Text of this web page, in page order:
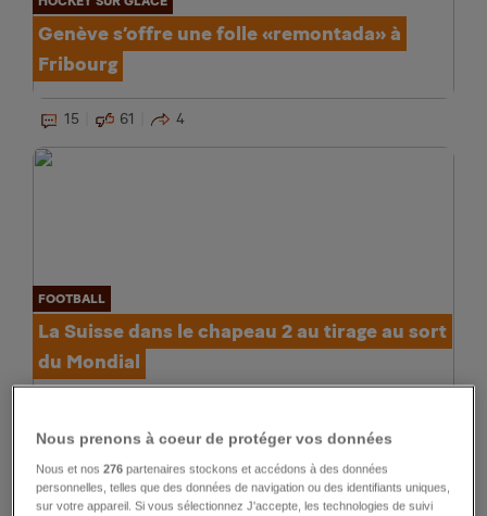
Genève s’offre une folle «remontada» à
Fribourg
15 61 4
FOOTBALL
La Suisse dans le chapeau 2 au tirage au sort
du Mondial
Nous prenons à coeur de protéger vos données
Nous et nos276 partenaires stockons et accédons à des données
personnelles, telles que des données de navigation ou des identifiants uniques,
sur votre appareil. Si vous sélectionnez J'accepte, les technologies de suivi